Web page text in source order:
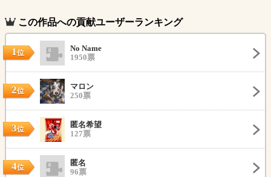
この作品への貢献ユーザーランキング
1位
No Name
1950票
2位
マロン
250票
3位
匿名希望
127票
4位
匿名
96票